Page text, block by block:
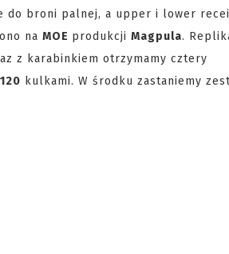
do broni palnej, a upper i lower
na MOE produkcji Magpula.
z karabinkiem otrzymamy cztery
120 kulkami. W środku zastaniemy